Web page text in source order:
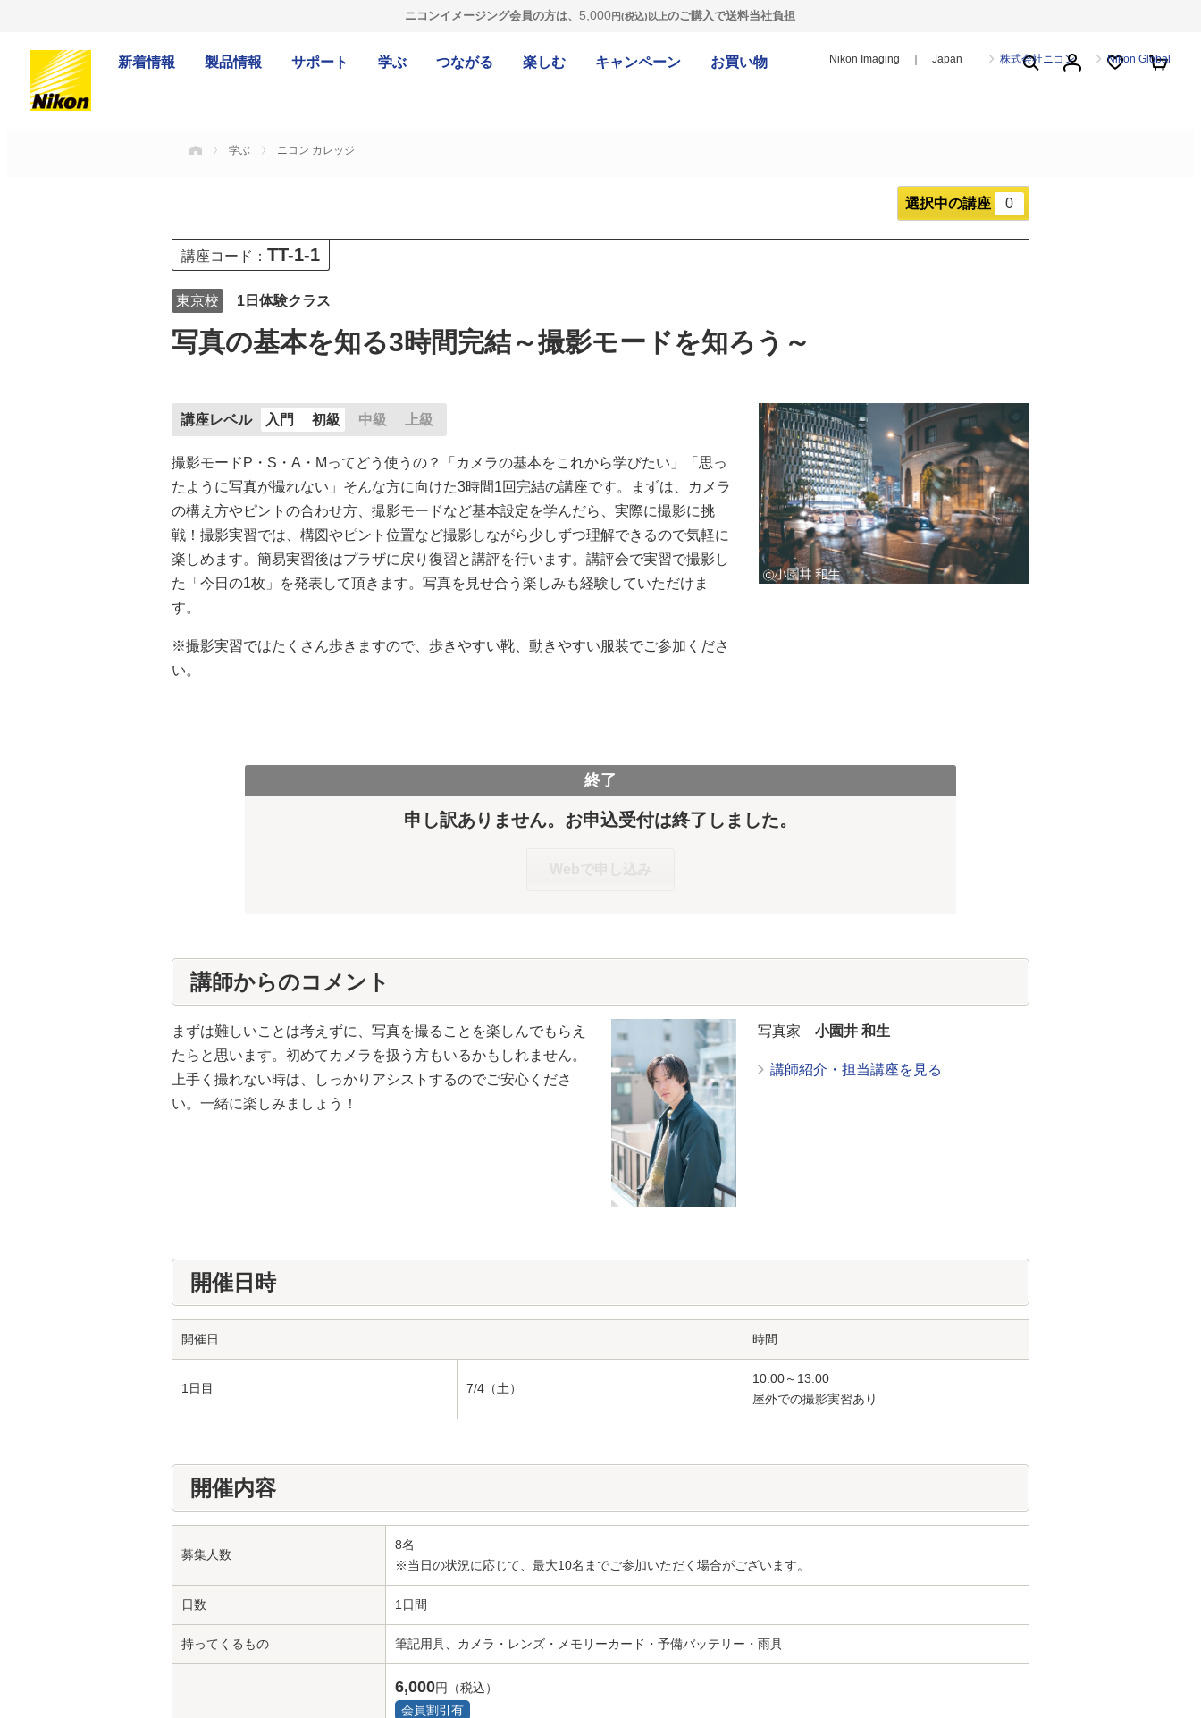
ニコンイメージング会員の方は、 5,000円(税込)以上のご購入で送料当社負担
新着情報 製品情報 サポート 学ぶ つながる 楽しむ キャンペーン お買い物 Nikon Imaging ｜ Japan 株式会社ニコン Nikon Global
HOME学ぶ ニコン カレッジ
選択中の講座 0
講座コード： TT-1-1
東京校 1日体験クラス
写真の基本を知る3時間完結～撮影モードを知ろう～
講座レベル 入門 初級 中級 上級
撮影モードP・S・A・Mってどう使うの？「カメラの基本をこれから学びたい」「思っ
たように写真が撮れない」そんな方に向けた3時間1回完結の講座です。まずは、カメラ
の構え方やピントの合わせ方、撮影モードなど基本設定を学んだら、実際に撮影に挑
戦！撮影実習では、構図やピント位置など撮影しながら少しずつ理解できるので気軽に
楽しめます。簡易実習後はプラザに戻り復習と講評を行います。講評会で実習で撮影し
た「今日の1枚」を発表して頂きます。写真を見せ合う楽しみも経験していただけま
す。
※撮影実習ではたくさん歩きますので、歩きやすい靴、動きやすい服装でご参加くださ
い。
終了
申し訳ありません。お申込受付は終了しました。
講師からのコメント
まずは難しいことは考えずに、写真を撮ることを楽しんでもらえ
たらと思います。初めてカメラを扱う方もいるかもしれません。
上手く撮れない時は、しっかりアシストするのでご安心くださ
い。一緒に楽しみましょう！
写真家 小園井 和生
講師紹介・担当講座を見る
開催日時
開催日 時間
1日目 7/4（土）
10:00～13:00
屋外での撮影実習あり
開催内容
募集人数
8名
※当日の状況に応じて、最大10名までご参加いただく場合がございます。
日数 1日間
持ってくるもの 筆記用具、カメラ・レンズ・メモリーカード・予備バッテリー・雨具
6,000円（税込）
会員割引有